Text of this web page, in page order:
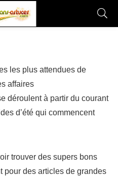
les plus attendues de
affaires
déroulent à partir du courant
d’été qui commencent
trouver des supers bons
pour des articles de grandes